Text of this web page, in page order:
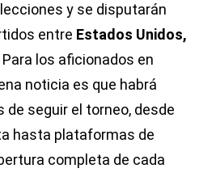
y se disputarán
entre Estados Unidos,
Para los aficionados en
noticia es que habrá
seguir el torneo, desde
hasta plataformas de
completa de cada